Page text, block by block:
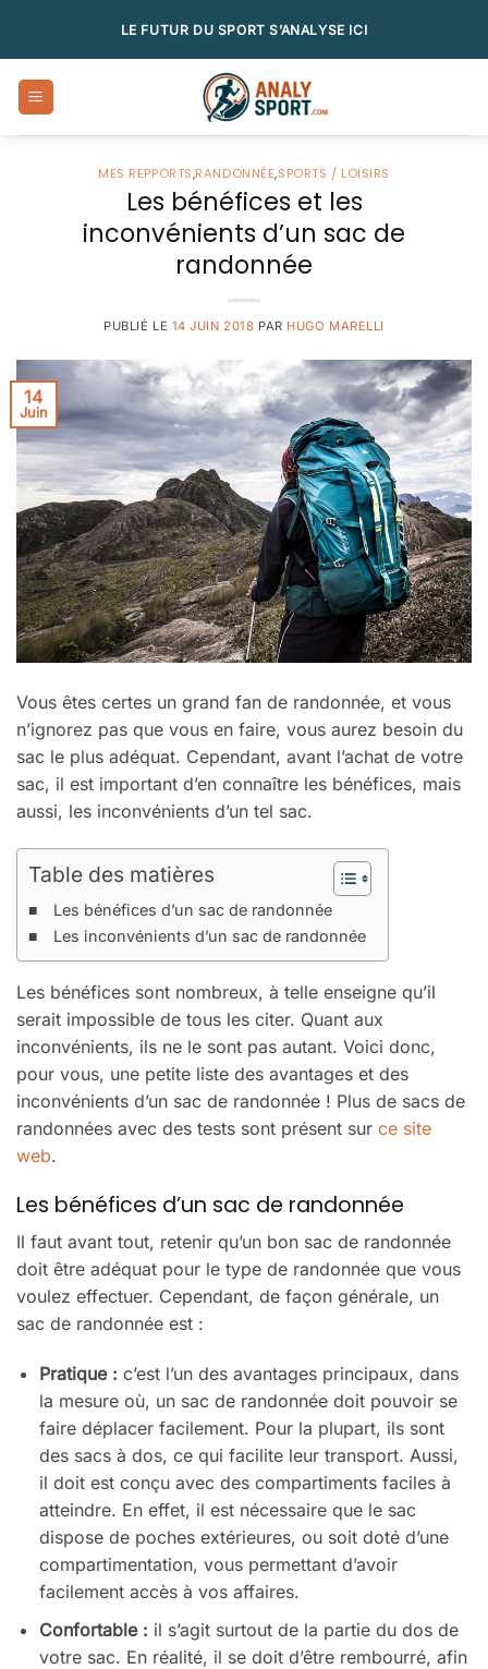
LE FUTUR DU SPORT S’ANALYSE ICI
MES REPPORTS,RANDONNÉE,SPORTS / LOISIRS
Les bénéfices et les
inconvénients d’un sac de
randonnée
PUBLIÉ LE 14 JUIN 2018 PAR HUGO MARELLI
14
Juin
Vous êtes certes un grand fan de randonnée, et vous
n’ignorez pas que vous en faire, vous aurez besoin du
sac le plus adéquat. Cependant, avant l’achat de votre
sac, il est important d’en connaître les bénéfices, mais
aussi, les inconvénients d’un tel sac.
Table des matières
Les bénéfices d’un sac de randonnée
Les inconvénients d’un sac de randonnée
Les bénéfices sont nombreux, à telle enseigne qu’il
serait impossible de tous les citer. Quant aux
inconvénients, ils ne le sont pas autant. Voici donc,
pour vous, une petite liste des avantages et des
inconvénients d’un sac de randonnée ! Plus de sacs de
randonnées avec des tests sont présent sur ce site
web.
Les bénéfices d’un sac de randonnée
Il faut avant tout, retenir qu’un bon sac de randonnée
doit être adéquat pour le type de randonnée que vous
voulez effectuer. Cependant, de façon générale, un
sac de randonnée est :
Pratique : c’est l’un des avantages principaux, dans
la mesure où, un sac de randonnée doit pouvoir se
faire déplacer facilement. Pour la plupart, ils sont
des sacs à dos, ce qui facilite leur transport. Aussi,
il doit est conçu avec des compartiments faciles à
atteindre. En effet, il est nécessaire que le sac
dispose de poches extérieures, ou soit doté d’une
compartimentation, vous permettant d’avoir
facilement accès à vos affaires.
Confortable : il s’agit surtout de la partie du dos de
votre sac. En réalité, il se doit d’être rembourré, afin